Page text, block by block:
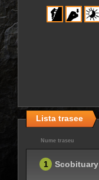
Lista trasee
Nume traseu
1 Scobituary